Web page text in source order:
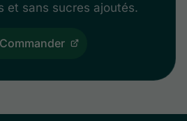
et sans sucres ajoutés.
Commander